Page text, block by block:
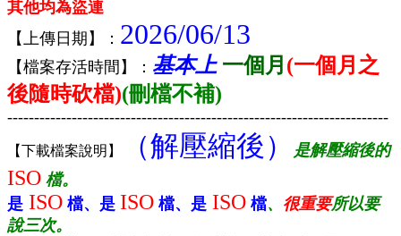
其他均為盜連
【上傳日期】： 2026/06/13
【檔案存活時間】： 基本上一個月 (一個月之
後隨時砍檔)(刪檔不補)
-----------------------------------------------------------------------
【下載檔案說明】 （解壓縮後） 是解壓縮後的
ISO 檔。
是 ISO 檔、 是 ISO 檔、 是 ISO 檔、 很重要所以要
說三次。